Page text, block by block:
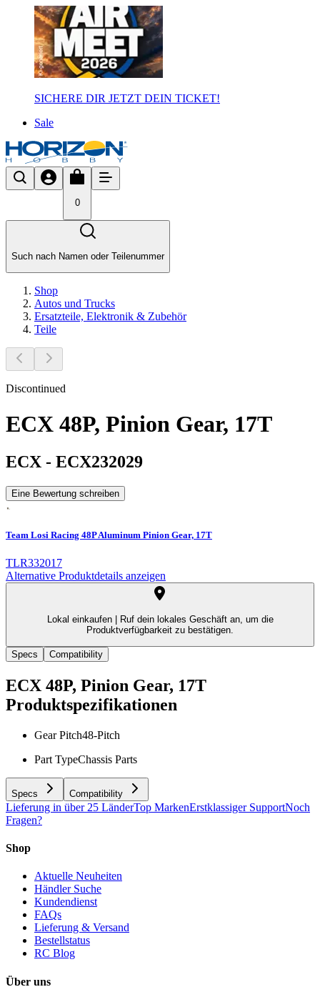
SICHERE DIR JETZT DEIN TICKET!
Sale
0
Such nach Namen oder Teilenummer
Shop
Autos und Trucks
Ersatzteile, Elektronik & Zubehör
Teile
Discontinued
ECX 48P, Pinion Gear, 17T
ECX - ECX232029
Eine Bewertung schreiben
Team Losi Racing 48P Aluminum Pinion Gear, 17T
TLR332017
Alternative Produktdetails anzeigen
Lokal einkaufen |Ruf dein lokales Geschäft an, um die
Produktverfügbarkeit zu bestätigen.
Specs Compatibility
ECX 48P, Pinion Gear, 17T
Produktspezifikationen
Gear Pitch48-Pitch
Part TypeChassis Parts
Specs Compatibility
Lieferung in über 25 LänderTop MarkenErstklassiger SupportNoch
Fragen?
Shop
Aktuelle Neuheiten
Händler Suche
Kundendienst
FAQs
Lieferung & Versand
Bestellstatus
RC Blog
Über uns